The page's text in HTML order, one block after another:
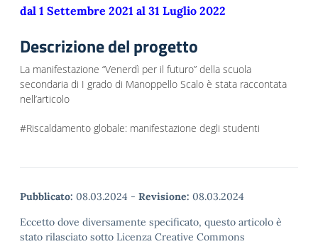
dal 1 Settembre 2021 al 31 Luglio 2022
Descrizione del progetto
La manifestazione “Venerdì per il futuro” della scuola
secondaria di I grado di Manoppello Scalo è stata raccontata
nell’articolo
#Riscaldamento globale: manifestazione degli studenti
Pubblicato: 08.03.2024 - Revisione: 08.03.2024
Eccetto dove diversamente specificato, questo articolo è
stato rilasciato sotto Licenza Creative Commons